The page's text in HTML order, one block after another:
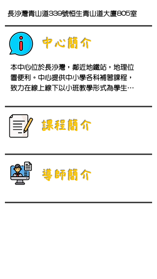
長沙灣青山道339號恒生青山道大廈805室
中心簡介
本中心位於長沙灣，鄰近地鐵站，地理位
置便利。中心提供中小學各科補習課程，
致力在線上線下以小班教學形式為學生度
提升學校考試成績。
​課程簡介
導師簡介